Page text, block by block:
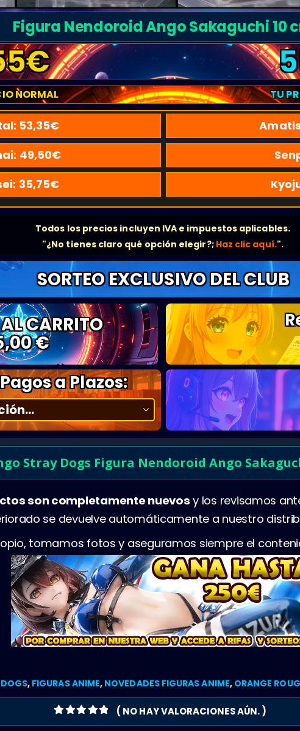
Figura Nendoroid Ango Sakaguchi 10
€
NORMAL TU
53,35€
49,50€
35,75€
Todos los precios incluyen IVA e impuestos aplicables.
"¿No tienes claro qué opción elegir?; Haz clic aquí.".
SORTEO EXCLUSIVO DEL CLUB
CARRITO
€
a Plazos:
Stray Dogs Figura Nendoroid Ango
son completamente nuevosy los revisamos
se devuelve automáticamente a nuestro
tomamos fotos y aseguramos siempre el
, FIGURAS ANIME, NOVEDADES FIGURAS ANIME, ORANGE
0OUT OF 5
( NO HAY VALORACIONES AÚN. )